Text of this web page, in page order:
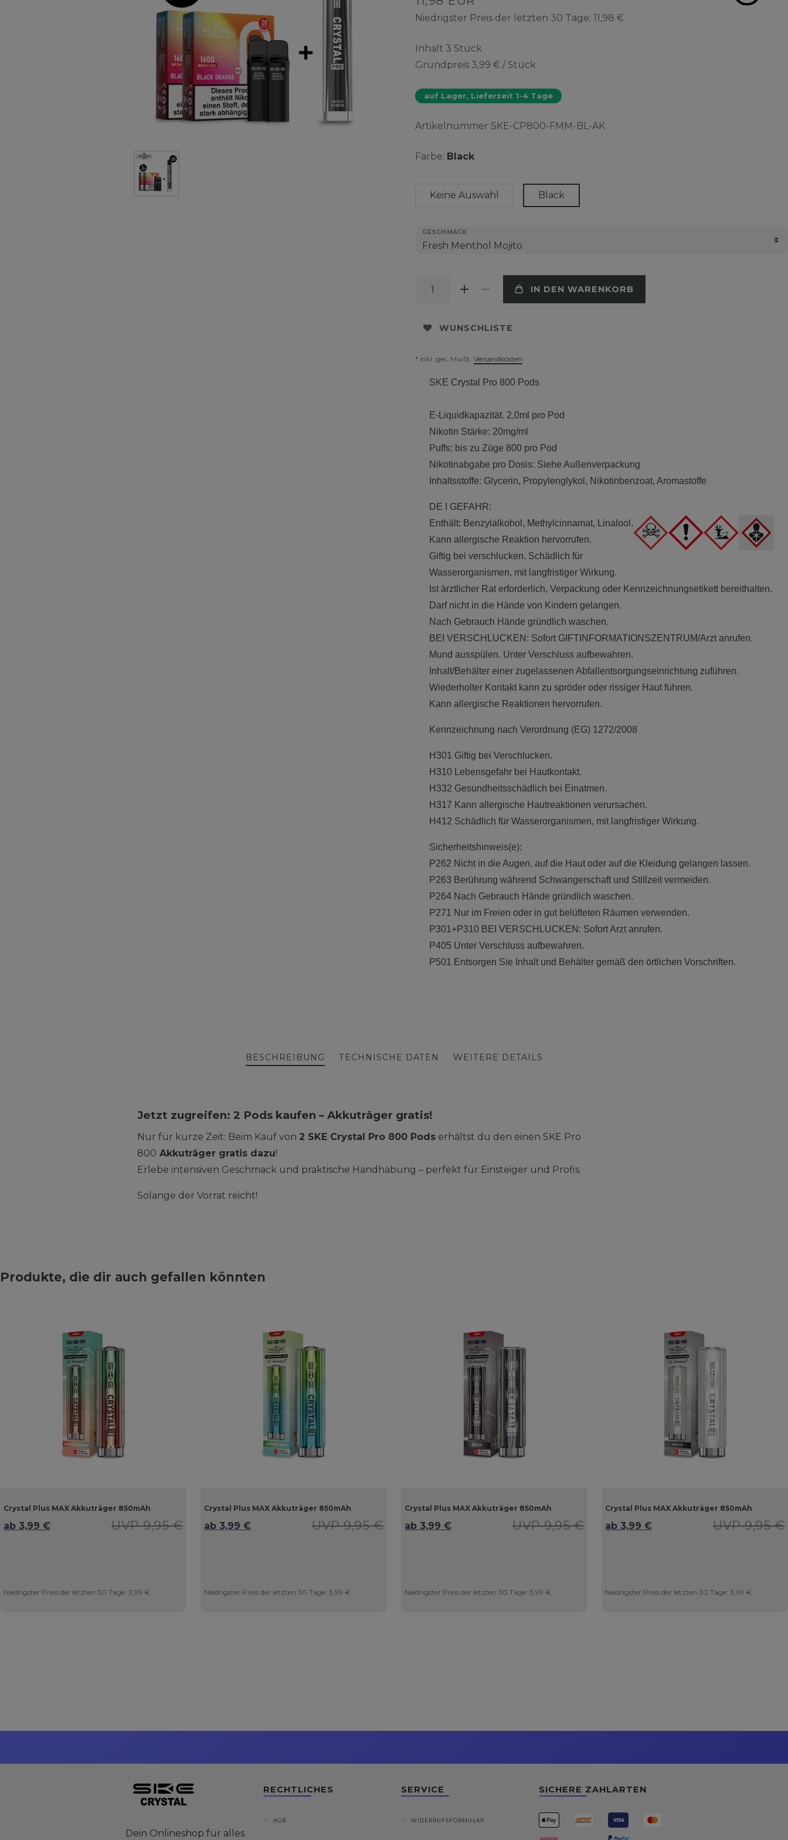
Niedrigster Preis der letzten 30 Tage: 11,98 €
Inhalt 3 Stück
Grundpreis 3,99 € / Stück
auf Lager, Lieferzeit 1-4 Tage
Artikelnummer SKE-CP800-FMM-BL-AK
Farbe: Black
Keine Auswahl Black
GESCHMACK
IN DEN WARENKORB
WUNSCHLISTE
* inkl. ges. MwSt. Versandkosten
SKE Crystal Pro 800 Pods
E-Liquidkapazität. 2,0ml pro Pod
Nikotin Stärke: 20mg/ml
Puffs: bis zu Züge 800 pro Pod
Nikotinabgabe pro Dosis: Siehe Außenverpackung
Inhaltsstoffe: Glycerin, Propylenglykol, Nikotinbenzoat, Aromastoffe
DE I GEFAHR:
Enthält: Benzylalkohol, Methylcinnamat, Linalool.
Kann allergische Reaktion hervorrufen.
Giftig bei verschlucken. Schädlich für
Wasserorganismen, mit langfristiger Wirkung.
Ist ärztlicher Rat erforderlich, Verpackung oder Kennzeichnungsetikett bereithalten.
Darf nicht in die Hände von Kindern gelangen.
Nach Gebrauch Hände gründlich waschen.
BEI VERSCHLUCKEN: Sofort GIFTINFORMATIONSZENTRUM/Arzt anrufen.
Mund ausspülen. Unter Verschluss aufbewahren.
Inhalt/Behälter einer zugelassenen Abfallentsorgungseinrichtung zuführen.
Wiederholter Kontakt kann zu spröder oder rissiger Haut führen.
Kann allergische Reaktionen hervorrufen.
Kennzeichnung nach Verordnung (EG) 1272/2008
H301 Giftig bei Verschlucken.
H310 Lebensgefahr bei Hautkontakt.
H332 Gesundheitsschädlich bei Einatmen.
H317 Kann allergische Hautreaktionen verursachen.
H412 Schädlich für Wasserorganismen, mit langfristiger Wirkung.
Sicherheitshinweis(e):
P262 Nicht in die Augen, auf die Haut oder auf die Kleidung gelangen lassen.
P263 Berührung während Schwangerschaft und Stillzeit vermeiden.
P264 Nach Gebrauch Hände gründlich waschen.
P271 Nur im Freien oder in gut belüfteten Räumen verwenden.
P301+P310 BEI VERSCHLUCKEN: Sofort Arzt anrufen.
P405 Unter Verschluss aufbewahren.
P501 Entsorgen Sie Inhalt und Behälter gemäß den örtlichen Vorschriften.
BESCHREIBUNG TECHNISCHE DATEN WEITERE DETAILS
Jetzt zugreifen: 2 Pods kaufen – Akkuträger gratis!
Nur für kurze Zeit: Beim Kauf von 2 SKE Crystal Pro 800 Pods erhältst du den einen SKE Pro
800 Akkuträger gratis dazu!
Erlebe intensiven Geschmack und praktische Handhabung – perfekt für Einsteiger und Profis.
Solange der Vorrat reicht!
Produkte, die dir auch gefallen könnten
Crystal Plus MAX Akkuträger 850mAh
UVP 9,95 €
ab 3,99 €
Niedrigster Preis der letzten 30 Tage: 3,99 €
Crystal Plus MAX Akkuträger 850mAh
UVP 9,95 €
ab 3,99 €
Niedrigster Preis der letzten 30 Tage: 3,99 €
Crystal Plus MAX Akkuträger 850mAh
UVP 9,95 €
ab 3,99 €
Niedrigster Preis der letzten 30 Tage: 3,99 €
Crystal Plus MAX Akkuträger 850mAh
UVP 9,95 €
ab 3,99 €
Niedrigster Preis der letzten 30 Tage: 3,99 €
Dein Onlineshop für alles
RECHTLICHES
AGB
SERVICE
WIDERRUFSFORMULAR
SICHERE ZAHLARTEN